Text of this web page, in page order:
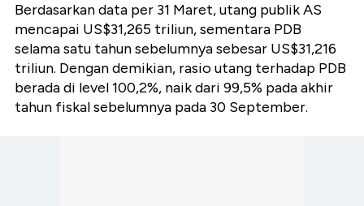
Berdasarkan data per 31 Maret, utang publik AS
mencapai US$31,265 triliun, sementara PDB
selama satu tahun sebelumnya sebesar US$31,216
triliun. Dengan demikian, rasio utang terhadap PDB
berada di level 100,2%, naik dari 99,5% pada akhir
tahun fiskal sebelumnya pada 30 September.